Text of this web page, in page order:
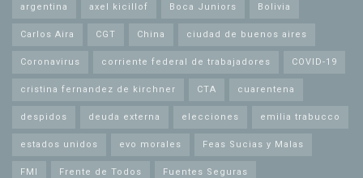
argentina axel kicillof Boca Juniors Bolivia
Carlos Aira CGT China ciudad de buenos aires
Coronavirus corriente federal de trabajadores COVID-19
cristina fernandez de kirchner CTA cuarentena
despidos deuda externa elecciones emilia trabucco
estados unidos evo morales Feas Sucias y Malas
FMI Frente de Todos Fuentes Seguras